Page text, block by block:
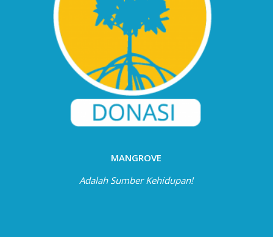
MANGROVE
Adalah Sumber Kehidupan!